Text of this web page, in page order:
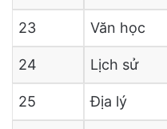
23 Văn học
24 Lịch sử
25 Địa lý